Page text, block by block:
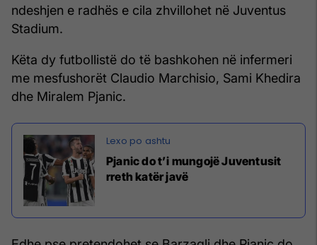
ndeshjen e radhës e cila zhvillohet në Juventus
Stadium.
Këta dy futbollistë do të bashkohen në infermeri
me mesfushorët Claudio Marchisio, Sami Khedira
dhe Miralem Pjanic.
Pjanic do t’i mungojë Juventusit
rreth katër javë